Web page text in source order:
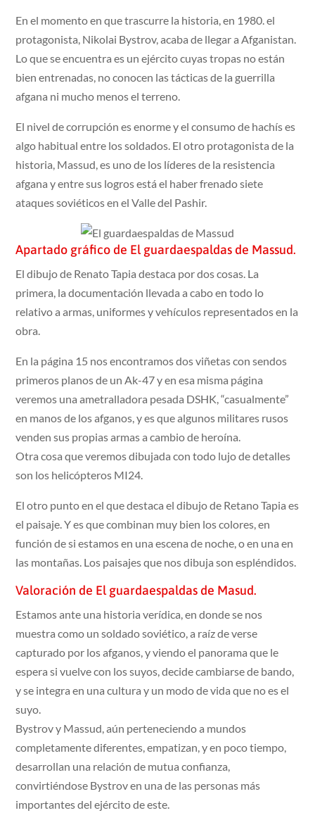
En el momento en que trascurre la historia, en 1980. el
protagonista, Nikolai Bystrov, acaba de llegar a Afganistan.
Lo que se encuentra es un ejército cuyas tropas no están
bien entrenadas, no conocen las tácticas de la guerrilla
afgana ni mucho menos el terreno.
El nivel de corrupción es enorme y el consumo de hachís es
algo habitual entre los soldados. El otro protagonista de la
historia, Massud, es uno de los líderes de la resistencia
afgana y entre sus logros está el haber frenado siete
ataques soviéticos en el Valle del Pashir.
Apartado gráfico de El guardaespaldas de Massud.
El dibujo de Renato Tapia destaca por dos cosas. La
primera, la documentación llevada a cabo en todo lo
relativo a armas, uniformes y vehículos representados en la
obra.
En la página 15 nos encontramos dos viñetas con sendos
primeros planos de un Ak-47 y en esa misma página
veremos una ametralladora pesada DSHK, “casualmente”
en manos de los afganos, y es que algunos militares rusos
venden sus propias armas a cambio de heroína.
Otra cosa que veremos dibujada con todo lujo de detalles
son los helicópteros MI24.
El otro punto en el que destaca el dibujo de Retano Tapia es
el paisaje. Y es que combinan muy bien los colores, en
función de si estamos en una escena de noche, o en una en
las montañas. Los paisajes que nos dibuja son espléndidos.
Valoración de El guardaespaldas de Masud.
Estamos ante una historia verídica, en donde se nos
muestra como un soldado soviético, a raíz de verse
capturado por los afganos, y viendo el panorama que le
espera si vuelve con los suyos, decide cambiarse de bando,
y se integra en una cultura y un modo de vida que no es el
suyo.
Bystrov y Massud, aún perteneciendo a mundos
completamente diferentes, empatizan, y en poco tiempo,
desarrollan una relación de mutua confianza,
convirtiéndose Bystrov en una de las personas más
importantes del ejército de este.